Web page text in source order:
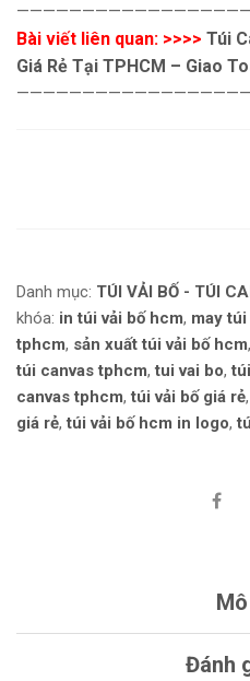
Bài viết liên quan: >>>> Túi
Giá Rẻ Tại TPHCM – Giao
Danh mục: TÚI VẢI BỐ - TÚI
khóa: in túi vải bố hcm, may
tphcm, sản xuất túi vải bố hcm
túi canvas tphcm,tui vai bo,
canvas tphcm,túi vải bố giá rẻ
giá rẻ,túi vải bố hcm in logo,
Đánh